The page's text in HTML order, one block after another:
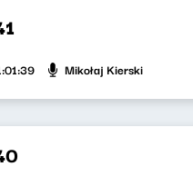
Mikołaj Kierski